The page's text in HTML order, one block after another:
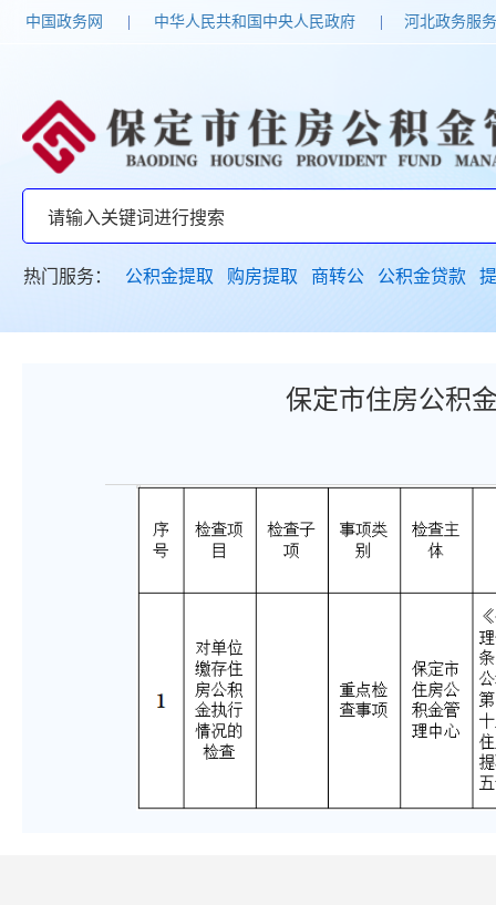
中国政务网 中华人民共和国中央人民政府 河北政务服
热门服务： 公积金提取 购房提取 商转公 公积金贷款
保定市住房公积